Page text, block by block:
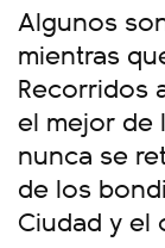
Algunos
mientras
Recorridos
el mejor de
nunca se
de los
Ciudad y el